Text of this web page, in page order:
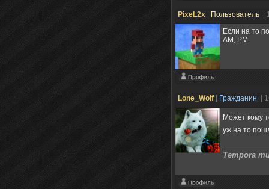
PixeL2x Пользователь
|
Если на то
AM, PM.
Lone_Wolf Гражданин |
Может кому
уж на то
Tempora